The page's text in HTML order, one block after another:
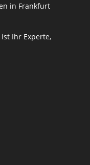
in Frankfurt
Ihr Experte,